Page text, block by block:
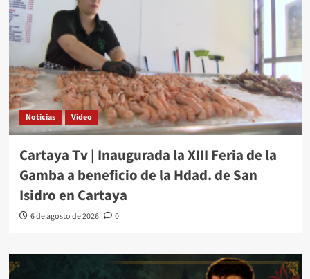
Noticias Video
Cartaya Tv | Inaugurada la XIII Feria de la
Gamba a beneficio de la Hdad. de San
Isidro en Cartaya
6 de agosto de 2026 0